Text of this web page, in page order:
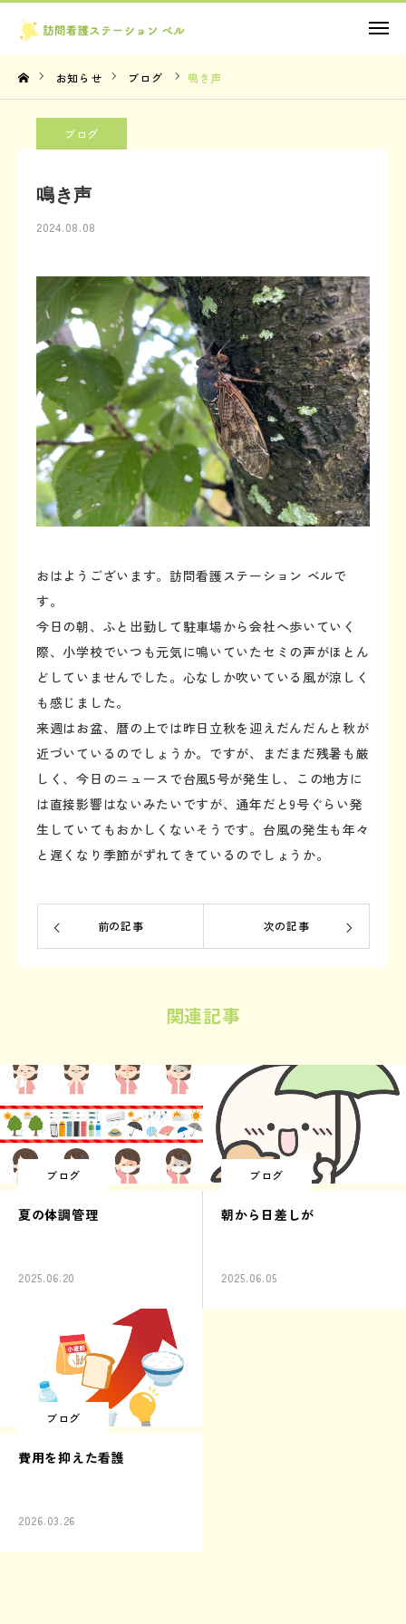
お知らせ ブログ 鳴き声
ブログ
鳴き声
2024.08.08
おはようございます。訪問看護ステーション ベルで
す。
今日の朝、ふと出勤して駐車場から会社へ歩いていく
際、小学校でいつも元気に鳴いていたセミの声がほとん
どしていませんでした。心なしか吹いている風が涼しく
も感じました。
来週はお盆、暦の上では昨日立秋を迎えだんだんと秋が
近づいているのでしょうか。ですが、まだまだ残暑も厳
しく、今日のニュースで台風5号が発生し、この地方に
は直接影響はないみたいですが、通年だと9号ぐらい発
生していてもおかしくないそうです。台風の発生も年々
と遅くなり季節がずれてきているのでしょうか。
前の記事 次の記事
関連記事
ブログ
夏の体調管理
2025.06.20
ブログ
朝から日差しが
2025.06.05
ブログ
費用を抑えた看護
2026.03.26
お問い合わせ
TOP
お知らせ
お問い合わせ